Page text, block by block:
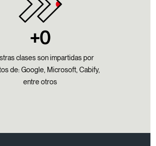
+0
clases son impartidas por
de: Google, Microsoft, Cabify,
entre otros​